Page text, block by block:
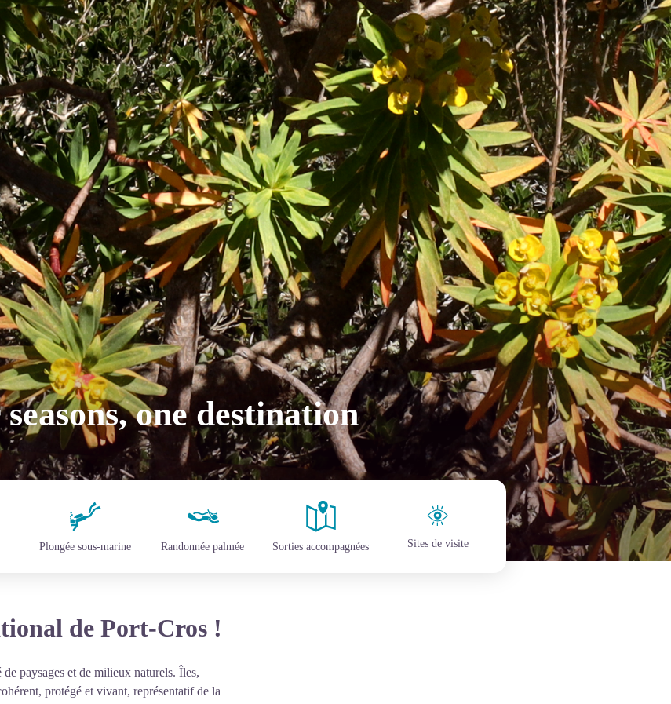
one destination
Plongée sous-marine Randonnée palmée Sorties accompagnées Sites de visite
de Port-Cros !
paysages et de milieux naturels. Îles,
protégé et vivant, représentatif de la